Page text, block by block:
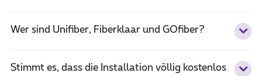
Wer sind Unifiber, Fiberklaar und GOfiber?
Stimmt es, dass die Installation völlig kostenlos